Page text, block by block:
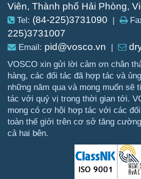
Viên, Thành phố Hải Phòng,
Tel: (84-225)3731090 |
225)3731007
Email: pid@vosco.vn |
VOSCO xin gửi lời cảm ơn chân
hàng, các đối tác đã hợp tác và
những năm qua và mong muốn sẽ
tác với quý vị trong thời gian tới.
mong có cơ hội hợp tác với các
toàn thế giới trên cơ sở tăng
cả hai bên.